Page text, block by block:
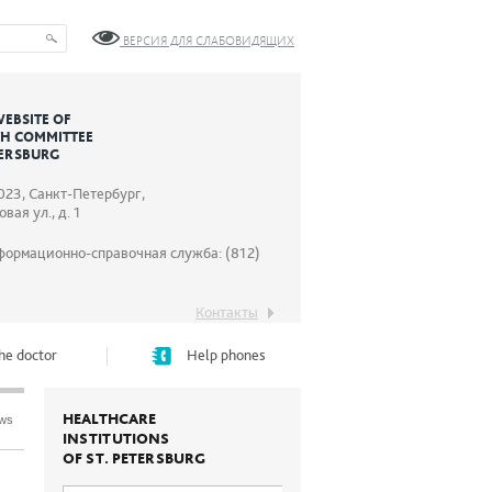
ВЕРСИЯ ДЛЯ СЛАБОВИДЯЩИХ
OF
COMMITTEE
Санкт-Петербург,
ул., д. 1
справочная служба: (812)
Контакты
doctor Help phones
HEALTHCARE
INSTITUTIONS
OF ST. PETERSBURG